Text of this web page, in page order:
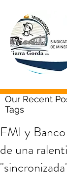
Our Recent
Tags
FMI y
de una